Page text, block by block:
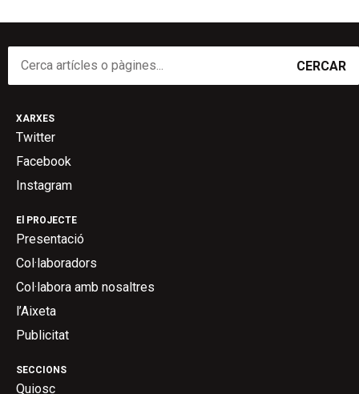
CERCAR
SECCIONS
Quiosc
El PROJECTE
Presentació
Col·laboradors
Col·labora amb nosaltres
l’Aixeta
Publicitat
XARXES
Twitter
Facebook
Instagram